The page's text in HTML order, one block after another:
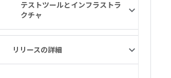
テストツールとインフラストラ
クチャ
リリースの詳細